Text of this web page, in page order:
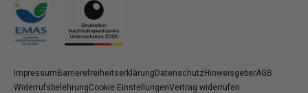
ImpressumBarrierefreiheitserklärungDatenschutzHinweisgeberAGB
WiderrufsbelehrungCookie EinstellungenVertrag widerrufen